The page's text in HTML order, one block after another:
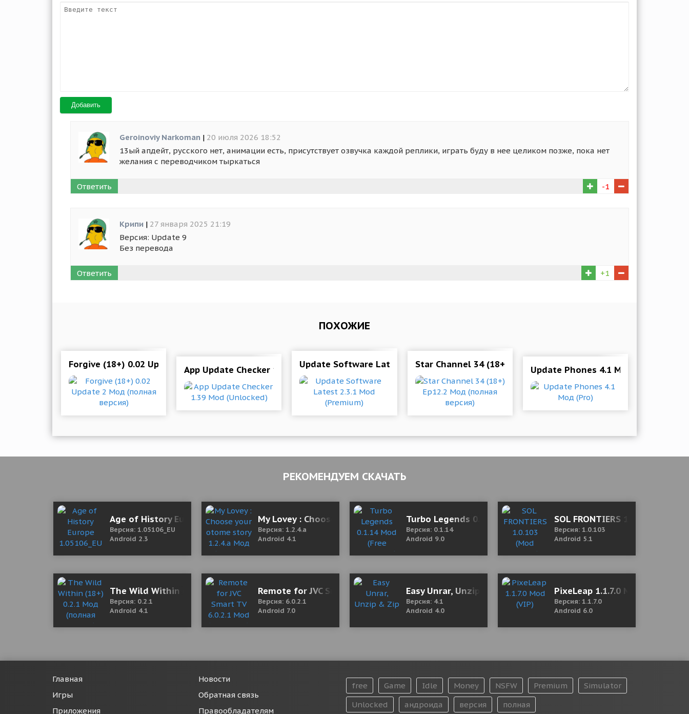
Добавить
Geroinoviy Narkoman | 20 июля 2026 18:52
13ый апдейт, русского нет, анимации есть, присутствует озвучка каждой реплики, играть буду в нее целиком позже, пока нет
желания с переводчиком тыркаться
Ответить -1
Крипи | 27 января 2025 21:19
Версия: Update 9
Без перевода
Ответить +1
ПОХОЖИЕ
Forgive (18+) 0.02 Update 2 Мод (полная версия)
App Update Checker 1.39 Mod (Unlocked)Update Software Latest 2.3.1 Mod (Premium)Star Channel 34 (18+) Ep12.2 Мод (полная версия)
Update Phones 4.1 Мод (Pro)
РЕКОМЕНДУЕМ СКАЧАТЬ
Age of History Europe 1.05106_EU Мод (полная версия)
Версия: 1.05106_EU
Android 2.3
My Lovey : Choose your otome story 1.2.4.a Мод (полная версия)
Версия: 1.2.4.a
Android 4.1
Turbo Legends 0.1.14 Mod (Free Shopping)
Версия: 0.1.14
Android 9.0
SOL FRONTIERS 1.0.103 (Mod
Версия: 1.0.103
Android 5.1
The Wild Within (18+) 0.2.1 Мод (полная версия)
Версия: 0.2.1
Android 4.1
Remote for JVC Smart TV 6.0.2.1 Mod (Unlocked)
Версия: 6.0.2.1
Android 7.0
Easy Unrar, Unzip & Zip
Версия: 4.1
Android 4.0
PixeLeap 1.1.7.0 Mod (VIP)
Версия: 1.1.7.0
Android 6.0
Главная
Игры
Приложения
Новости
Обратная связь
Правообладателям
free Game Idle Money NSFW Premium
Simulator
Unlocked
андроида версия полная